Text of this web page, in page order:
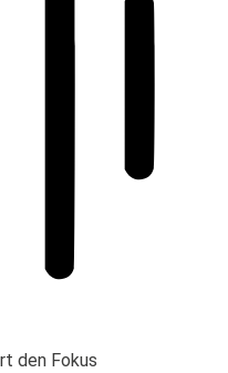
den Fokus